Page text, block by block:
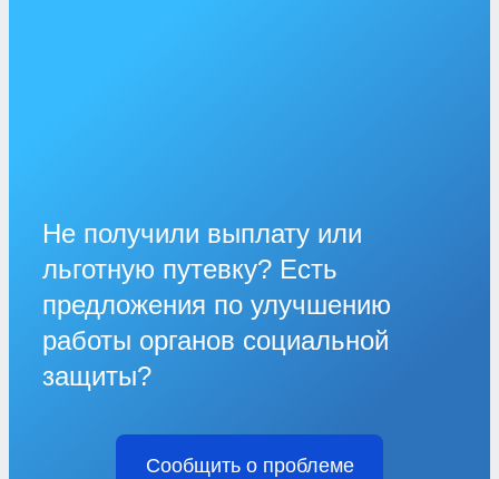
Не получили выплату или
льготную путевку? Есть
предложения по улучшению
работы органов социальной
защиты?
Сообщить о проблеме